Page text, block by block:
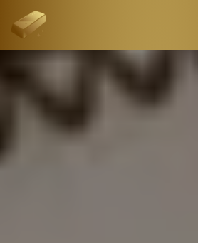
Panneau de gestion des cookies